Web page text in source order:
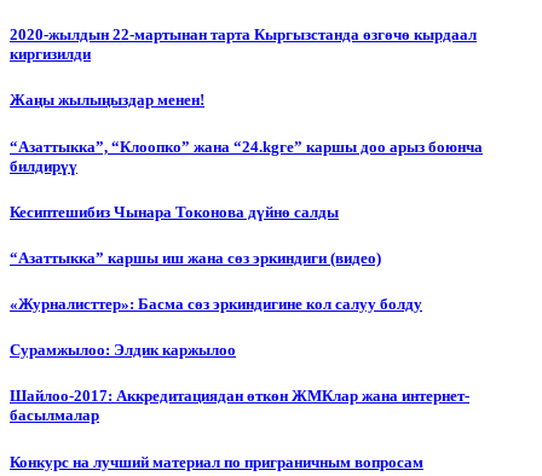
2020-жылдын 22-мартынан тарта Кыргызстанда өзгөчө кырдаал
киргизилди
Жаңы жылыңыздар менен!
“Азаттыкка”, “Клоопко” жана “24.kgге” каршы доо арыз боюнча
билдирүү
Кесиптешибиз Чынара Токонова дүйнө салды
“Азаттыкка” каршы иш жана сөз эркиндиги (видео)
«Журналисттер»: Басма сөз эркиндигине кол салуу болду
Сурамжылоо: Элдик каржылоо
Шайлоо-2017: Аккредитациядан өткөн ЖМКлар жана интернет-
басылмалар
Конкурс на лучший материал по приграничным вопросам